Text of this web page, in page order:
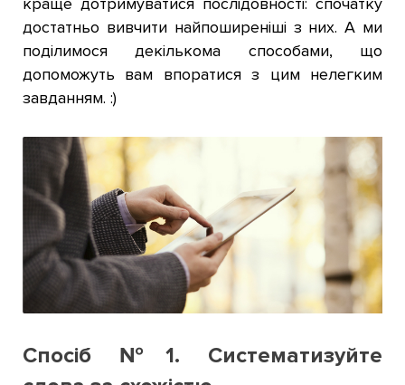
достатньо вивчити найпоширеніші з них. А ми
поділимося декількома способами, що
допоможуть вам впоратися з цим нелегким
завданням. :)
Спосіб №1. Систематизуйте